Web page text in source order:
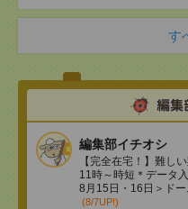
す
編集部イチオシ
【完全在宅！】難し
11時～時短＊データ
8月15日・16日＞ド
(8/7UP!)